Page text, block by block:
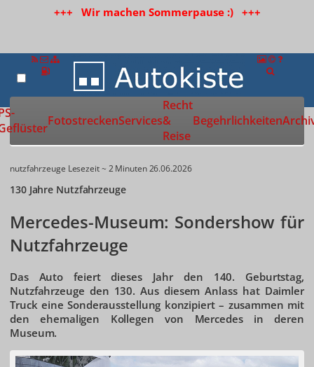
+++ Wir machen Sommerpause :) +++
Zur Startseite
FotostreckenServices
Recht
&
Reise
Begehrlichkeiten
nutzfahrzeuge Lesezeit ~ 2 Minuten26.06.2026
130 Jahre Nutzfahrzeuge
Mercedes-Museum: Sondershow für
Nutzfahrzeuge
Das Auto feiert dieses Jahr den 140. Geburtstag,
Nutzfahrzeuge den 130. Aus diesem Anlass hat Daimler
Truck eine Sonderausstellung konzipiert – zusammen mit
den ehemaligen Kollegen von Mercedes in deren
Museum.